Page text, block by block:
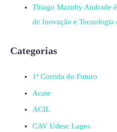
Thiago Mazuhy Andrade
de Inovação e Tecnologia
Categorias
1ª Corrida do Futuro
Acate
ACIL
CAV Udesc Lages